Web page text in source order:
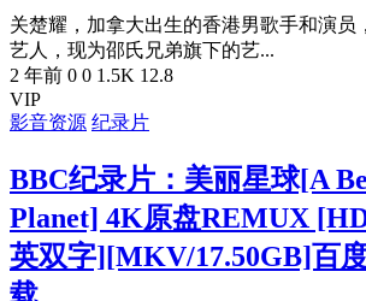
关楚耀，加拿大出生的香港男歌手和演员
艺人，现为邵氏兄弟旗下的艺...
2 年前 0 0 1.5K 12.8
VIP
影音资源 纪录片
BBC纪录片：美丽星球[A
Planet] 4K原盘REMUX
英双字][MKV/17.50GB]百